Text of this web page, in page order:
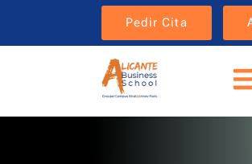
Pedir Cita